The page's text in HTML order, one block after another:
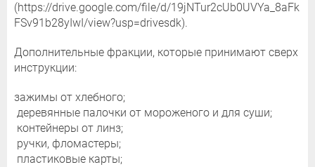
(https://drive.google.com/file/d/19jNTur2cUb0UVYa_8aFk
FSv91b28yIwI/view?usp=drivesdk).
Дополнительные фракции, которые принимают сверх
инструкции:
зажимы от хлебного;
деревянные палочки от мороженого и для суши;
контейнеры от линз;
ручки, фломастеры;
пластиковые карты;